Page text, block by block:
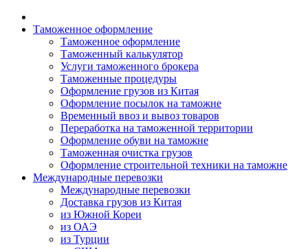
Таможенное оформление
Таможенное оформление
Таможенный калькулятор
Услуги таможенного брокера
Таможенные процедуры
Оформление грузов из Китая
Оформление посылок на таможне
Временный ввоз и вывоз товаров
Переработка на таможенной территории
Оформление обуви на таможне
Таможенная очистка грузов
Оформление строительной техники на таможне
Международные перевозки
Международные перевозки
Доставка грузов из Китая
из Южной Кореи
из ОАЭ
из Турции